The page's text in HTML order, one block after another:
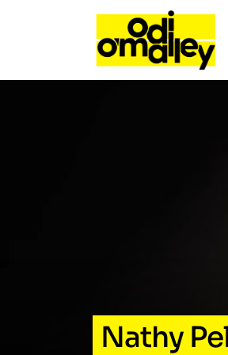
Nathy